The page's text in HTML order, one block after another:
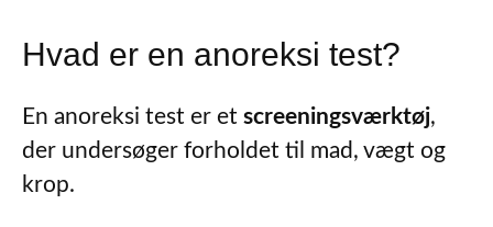
Hvad er en anoreksi test?
En anoreksi test er et screeningsværktøj,
der undersøger forholdet til mad, vægt og
krop.